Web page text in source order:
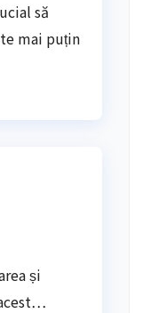
să
mai puțin
și